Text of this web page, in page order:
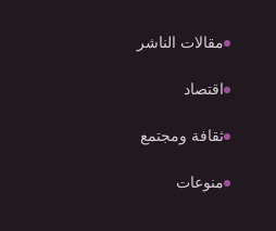
مقالات الناشر
اقتصاد
ثقافة ومجتمع
منوعات